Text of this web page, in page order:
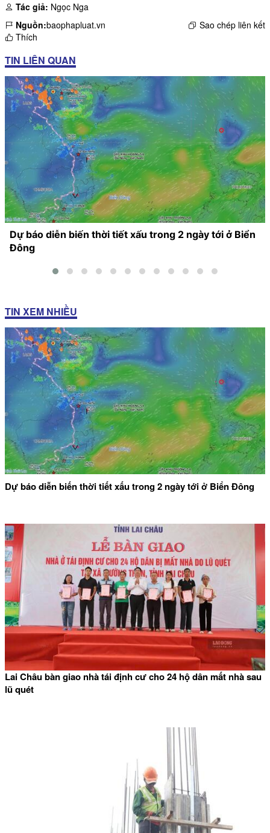
Tác giả: Ngọc Nga
Nguồn:baophapluat.vn
Sao chép liên kết
Thích
TIN LIÊN QUAN
Dự báo diễn biến thời tiết xấu trong 2 ngày tới ở Biển
Đông
TIN XEM NHIỀU
Dự báo diễn biến thời tiết xấu trong 2 ngày tới ở Biển Đông
Lai Châu bàn giao nhà tái định cư cho 24 hộ dân mất nhà sau
lũ quét